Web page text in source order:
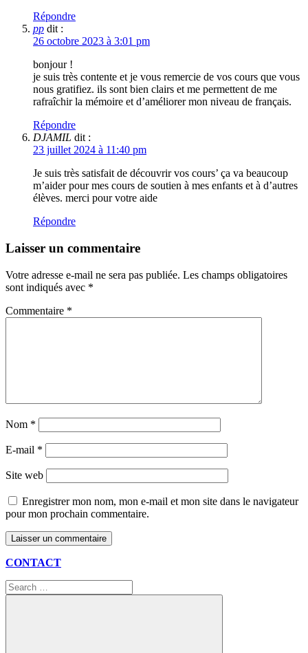
Répondre
pp dit :
26 octobre 2023 à 3:01 pm
bonjour !
je suis très contente et je vous remercie de vos cours que vous
nous gratifiez. ils sont bien clairs et me permettent de me
rafraîchir la mémoire et d’améliorer mon niveau de français.
Répondre
DJAMIL dit :
23 juillet 2024 à 11:40 pm
Je suis très satisfait de découvrir vos cours’ ça va beaucoup
m’aider pour mes cours de soutien à mes enfants et à d’autres
élèves. merci pour votre aide
Répondre
Laisser un commentaire
Votre adresse e-mail ne sera pas publiée. Les champs obligatoires
sont indiqués avec *
Commentaire *
Nom *
E-mail *
Site web
Enregistrer mon nom, mon e-mail et mon site dans le navigateur
pour mon prochain commentaire.
CONTACT
Search
for: